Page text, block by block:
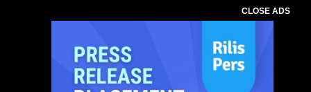
CLOSE ADS